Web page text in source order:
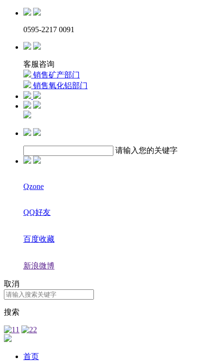
0595-2217 0091
客服咨询
销售矿产部门
销售氧化铝部门
请输入您的关键字
Qzone
QQ好友
百度收藏
新浪微博
取消
搜索
首页